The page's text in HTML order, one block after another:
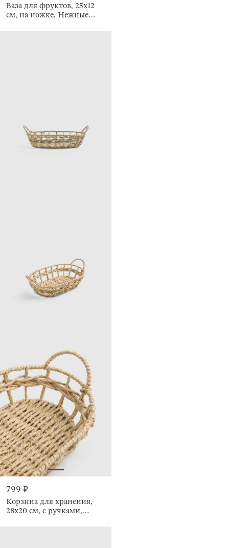
Ваза для фруктов, 25х12
см, на ножке, Нежные
799 ₽
Корзина для хранения,
28х20 см, с ручками,